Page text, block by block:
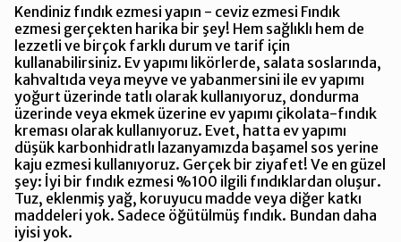
Kendiniz fındık ezmesi yapın - ceviz ezmesi Fındık
ezmesi gerçekten harika bir şey! Hem sağlıklı hem de
lezzetli ve birçok farklı durum ve tarif için
kullanabilirsiniz. Ev yapımı likörlerde, salata soslarında,
kahvaltıda veya meyve ve yabanmersini ile ev yapımı
yoğurt üzerinde tatlı olarak kullanıyoruz, dondurma
üzerinde veya ekmek üzerine ev yapımı çikolata-fındık
kreması olarak kullanıyoruz. Evet, hatta ev yapımı
düşük karbonhidratlı lazanyamızda başamel sos yerine
kaju ezmesi kullanıyoruz. Gerçek bir ziyafet! Ve en güzel
şey: İyi bir fındık ezmesi %100 ilgili fındıklardan oluşur.
Tuz, eklenmiş yağ, koruyucu madde veya diğer katkı
maddeleri yok. Sadece öğütülmüş fındık. Bundan daha
iyisi yok.